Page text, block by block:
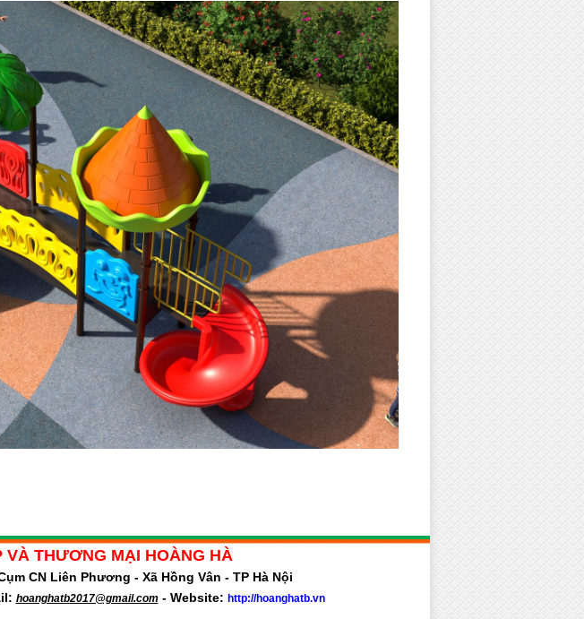
VÀ THƯƠNG MẠI HOÀNG HÀ
CN Liên Phương - Xã Hồng Vân - TP Hà Nội
hoanghatb2017@gmail.com- Website: http://hoanghatb.vn